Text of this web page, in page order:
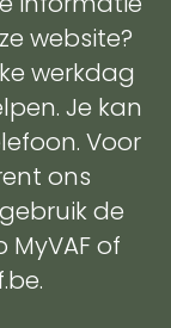
website?
werkdag
Je kan
Voor
ons
de
of